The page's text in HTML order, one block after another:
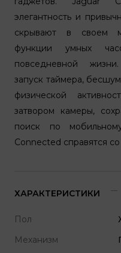
элегантность и
скрывают в своем
функции умных
повседневной
запуск таймера,
физической
затвором камеры,
поиск по
Connected справятся
ХАРАКТЕРИСТИКИ
Пол
Механизм